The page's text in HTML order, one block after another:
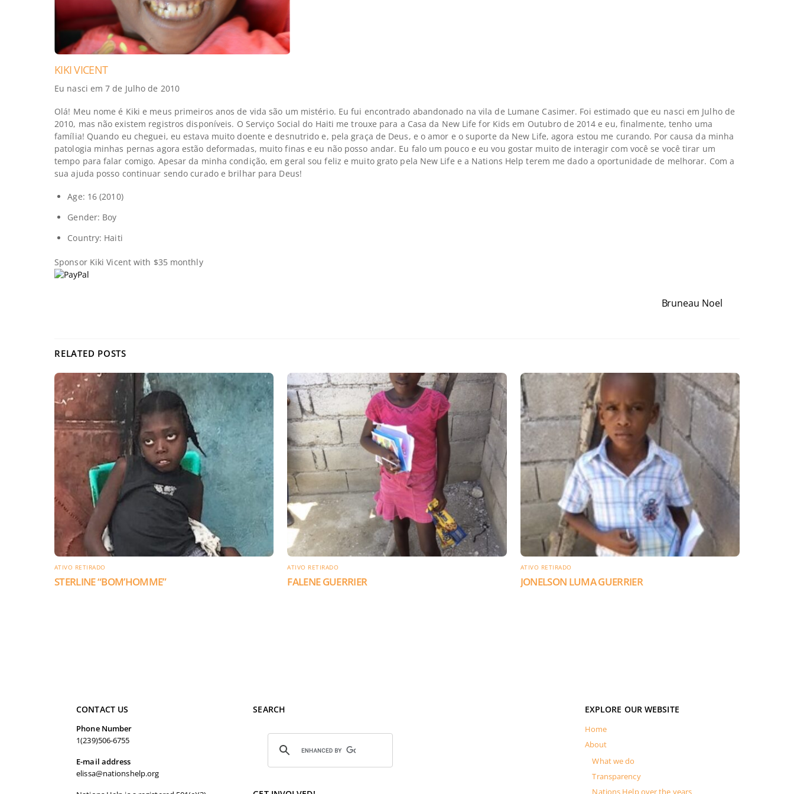
KIKI VICENT
Eu nasci em 7 de Julho de 2010
Olá! Meu nome é Kiki e meus primeiros anos de vida são um mistério. Eu fui encontrado abandonado na vila de Lumane Casimer. Foi estimado que eu nasci em Julho de
2010, mas não existem registros disponíveis. O Serviço Social do Haiti me trouxe para a Casa da New Life for Kids em Outubro de 2014 e eu, finalmente, tenho uma
família! Quando eu cheguei, eu estava muito doente e desnutrido e, pela graça de Deus, e o amor e o suporte da New Life, agora estou me curando. Por causa da minha
patologia minhas pernas agora estão deformadas, muito finas e eu não posso andar. Eu falo um pouco e eu vou gostar muito de interagir com você se você tirar um
tempo para falar comigo. Apesar da minha condição, em geral sou feliz e muito grato pela New Life e a Nations Help terem me dado a oportunidade de melhorar. Com a
sua ajuda posso continuar sendo curado e brilhar para Deus!
Age: 16 (2010)
Gender: Boy
Country: Haiti
Sponsor Kiki Vicentwith $35 monthly
Bruneau Noel
RELATED POSTS
ATIVO RETIRADO
STERLINE “BOM’HOMME”
ATIVO RETIRADO
FALENE GUERRIER
ATIVO RETIRADO
JONELSON LUMA GUERRIER
EXPLORE OUR WEBSITE
Home
About
What we do
Transparency
CONTACT US
Phone Number
1(239)506-6755
E-mail address
elissa@nationshelp.org
SEARCH